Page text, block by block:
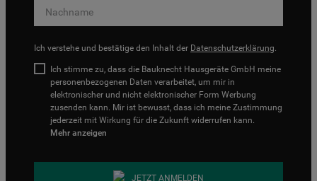
Ich verstehe und bestätige den Inhalt der Datenschutzerklärung.
Ich stimme zu, dass die Bauknecht Hausgeräte GmbH meine
personenbezogenen Daten verarbeitet, um mir in
elektronischer und nicht elektronischer Form Werbung
zusenden kann. Mir ist bewusst, dass ich meine Zustimmung
jederzeit mit Wirkung für die Zukunft widerrufen kann.
Mehr anzeigen
JETZT ANMELDEN